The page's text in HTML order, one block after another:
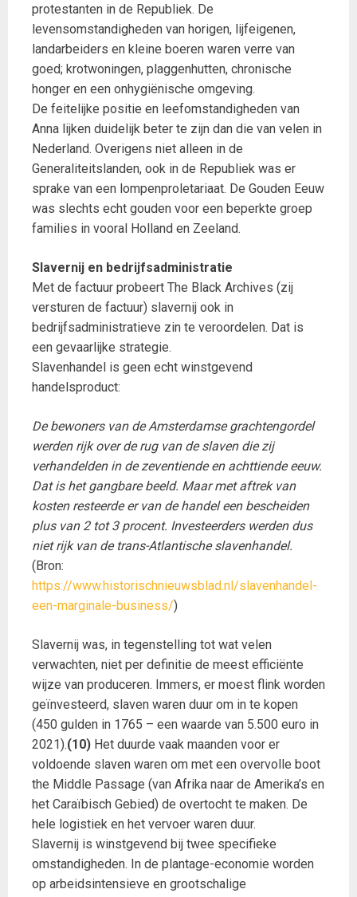
protestanten in de Republiek. De
levensomstandigheden van horigen, lijfeigenen,
landarbeiders en kleine boeren waren verre van
goed; krotwoningen, plaggenhutten, chronische
honger en een onhygiënische omgeving.
De feitelijke positie en leefomstandigheden van
Anna lijken duidelijk beter te zijn dan die van velen in
Nederland. Overigens niet alleen in de
Generaliteitslanden, ook in de Republiek was er
sprake van een lompenproletariaat. De Gouden Eeuw
was slechts echt gouden voor een beperkte groep
families in vooral Holland en Zeeland.
Slavernij en bedrijfsadministratie
Met de factuur probeert The Black Archives (zij
versturen de factuur) slavernij ook in
bedrijfsadministratieve zin te veroordelen. Dat is
een gevaarlijke strategie.
Slavenhandel is geen echt winstgevend
handelsproduct:
De bewoners van de Amsterdamse grachtengordel
werden rijk over de rug van de slaven die zij
verhandelden in de zeventiende en achttiende eeuw.
Dat is het gangbare beeld. Maar met aftrek van
kosten resteerde er van de handel een bescheiden
plus van 2 tot 3 procent. Investeerders werden dus
niet rijk van de trans-Atlantische slavenhandel.
(Bron:
https://www.historischnieuwsblad.nl/slavenhandel-
een-marginale-business/)
Slavernij was, in tegenstelling tot wat velen
verwachten, niet per definitie de meest efficiënte
wijze van produceren. Immers, er moest flink worden
geïnvesteerd, slaven waren duur om in te kopen
(450 gulden in 1765 – een waarde van 5.500 euro in
2021).(10) Het duurde vaak maanden voor er
voldoende slaven waren om met een overvolle boot
the Middle Passage (van Afrika naar de Amerika’s en
het Caraïbisch Gebied) de overtocht te maken. De
hele logistiek en het vervoer waren duur.
Slavernij is winstgevend bij twee specifieke
omstandigheden. In de plantage-economie worden
op arbeidsintensieve en grootschalige